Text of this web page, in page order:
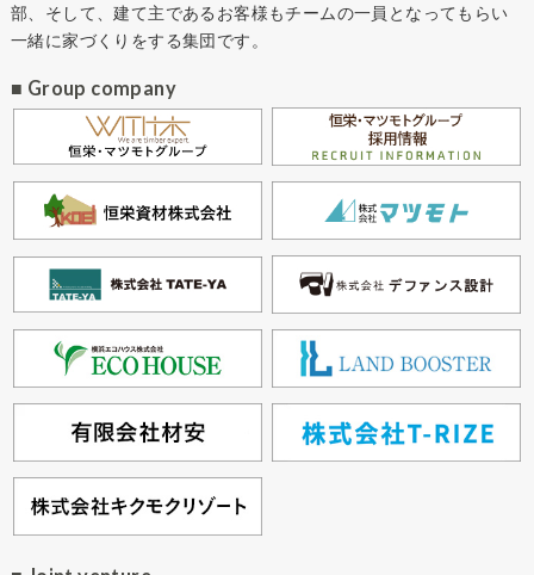
部、そして、建て主であるお客様もチームの一員となってもらい
一緒に家づくりをする集団です。
■ Group company